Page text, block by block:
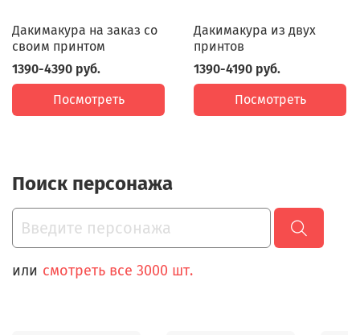
Дакимакура на заказ со
своим принтом
1390-4390 руб.
Посмотреть
Дакимакура из двух
принтов
1390-4190 руб.
Посмотреть
Поиск персонажа
или смотреть все 3000 шт.